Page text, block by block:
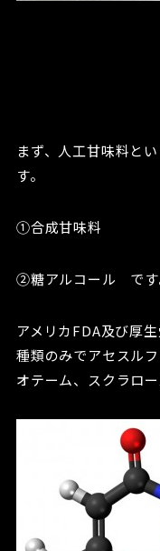
まず、人工甘味料と
す。
①合成甘味料
②糖アルコール です
アメリカFDA及び厚
種類のみでアセスル
オテーム、スクラロ